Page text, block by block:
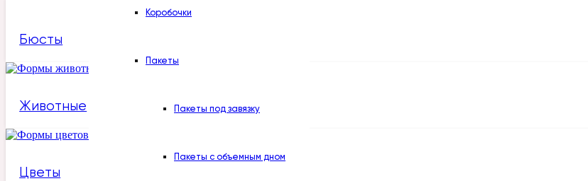
Коробочки
Пакеты
Пакеты под завязку
Пакеты с объемным дном
Бюсты
Животные
Цветы